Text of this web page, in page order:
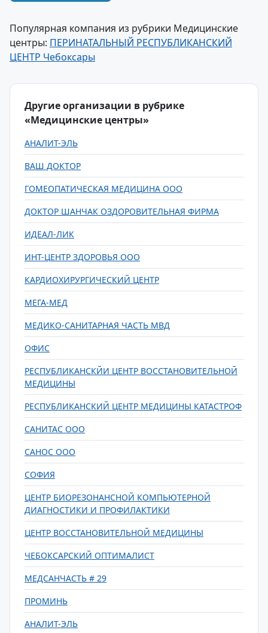
Популярная компания из рубрики Медицинские
центры: ПЕРИНАТАЛЬНЫЙ РЕСПУБЛИКАНСКИЙ
ЦЕНТР Чебоксары
Другие организации в рубрике
«Медицинские центры»
АНАЛИТ-ЭЛЬ
ВАШ ДОКТОР
ГОМЕОПАТИЧЕСКАЯ МЕДИЦИНА ООО
ДОКТОР ШАНЧАК ОЗДОРОВИТЕЛЬНАЯ ФИРМА
ИДЕАЛ-ЛИК
ИНТ-ЦЕНТР ЗДОРОВЬЯ ООО
КАРДИОХИРУРГИЧЕСКИЙ ЦЕНТР
МЕГА-МЕД
МЕДИКО-САНИТАРНАЯ ЧАСТЬ МВД
ОФИС
РЕСПУБЛИКАНСКЙИ ЦЕНТР ВОССТАНОВИТЕЛЬНОЙ
МЕДИЦИНЫ
РЕСПУБЛИКАНСКИЙ ЦЕНТР МЕДИЦИНЫ КАТАСТРОФ
САНИТАС ООО
САНОС ООО
СОФИЯ
ЦЕНТР БИОРЕЗОНАНСНОЙ КОМПЬЮТЕРНОЙ
ДИАГНОСТИКИ И ПРОФИЛАКТИКИ
ЦЕНТР ВОССТАНОВИТЕЛЬНОЙ МЕДИЦИНЫ
ЧЕБОКСАРСКИЙ ОПТИМАЛИСТ
МЕДСАНЧАСТЬ # 29
ПРОМИНЬ
АНАЛИТ-ЭЛЬ